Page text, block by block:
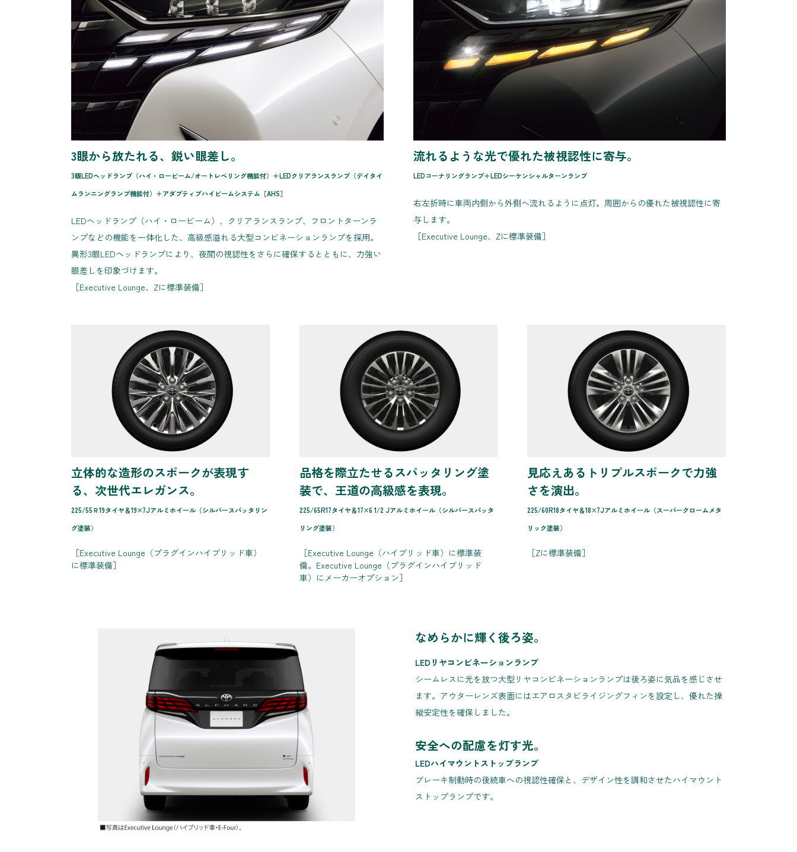
3眼から放たれる、鋭い眼差し。
3眼LEDヘッドランプ（ハイ・ロービーム/オートレベリング機能付）＋LEDクリアランスランプ（デイタイ
ムランニングランプ機能付）＋アダプティブハイビームシステム［AHS］
LEDヘッドランプ（ハイ・ロービーム）、クリアランスランプ、フロントターンラ
ンプなどの機能を一体化した、高級感溢れる大型コンビネーションランプを採用。
異形3眼LEDヘッドランプにより、夜間の視認性をさらに確保するとともに、力強い
眼差しを印象づけます。
［Executive Lounge、Zに標準装備］
流れるような光で優れた被視認性に寄与。
LEDコーナリングランプ＋LEDシーケンシャルターンランプ
右左折時に車両内側から外側へ流れるように点灯。周囲からの優れた被視認性に寄
与します。
［Executive Lounge、Zに標準装備］
立体的な造形のスポークが表現す
る、次世代エレガンス。
225/55Ｒ19タイヤ＆19×7Jアルミホイール（シルバースパッタリン
グ塗装）
［Executive Lounge（プラグインハイブリッド車）
に標準装備］
品格を際立たせるスパッタリング塗
装で、王道の高級感を表現。
225/65R17タイヤ＆17×6 1/2 Jアルミホイール（シルバースパッタ
リング塗装）
［Executive Lounge（ハイブリッド車）に標準装
備。Executive Lounge（プラグインハイブリッド
車）にメーカーオプション］
見応えあるトリプルスポークで力強
さを演出。
225/60R18タイヤ＆18×7Jアルミホイール（スーパークロームメタ
リック塗装）
［Zに標準装備］
なめらかに輝く後ろ姿。
LEDリヤコンビネーションランプ
シームレスに光を放つ大型リヤコンビネーションランプは後ろ姿に気品を感じさせ
ます。アウターレンズ表面にはエアロスタビライジングフィンを設定し、優れた操
縦安定性を確保しました。
安全への配慮を灯す光。
LEDハイマウントストップランプ
ブレーキ制動時の後続車への視認性確保と、デザイン性を調和させたハイマウント
ストップランプです。